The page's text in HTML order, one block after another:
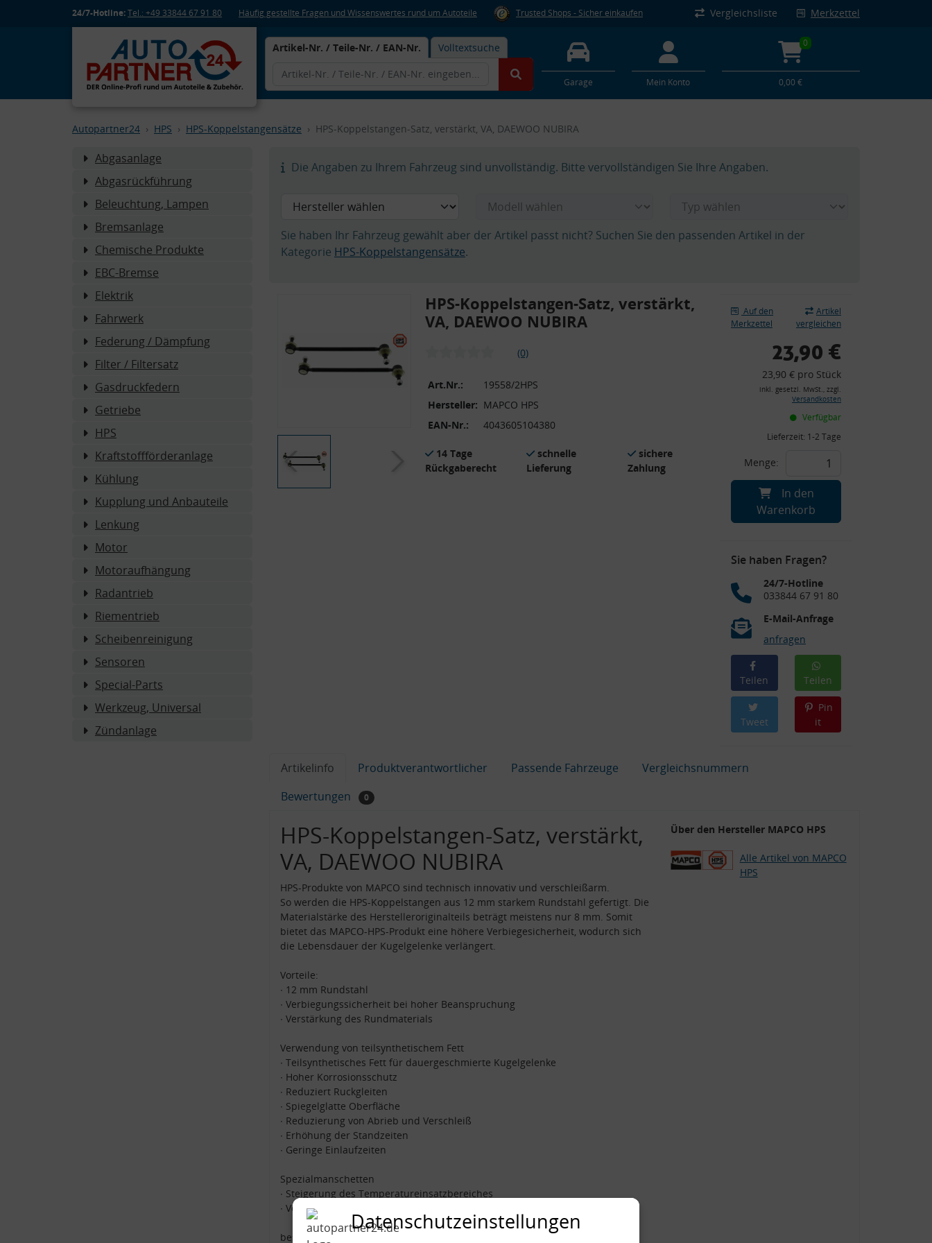
24/7-Hotline:Tel.: +49 33844 67 91 80 Häufig gestellte Fragen und Wissenswertes rund um Autoteile Trusted Shops - Sicher einkaufen Vergleichsliste Merkzettel
Artikel-Nr. / Teile-Nr. / EAN-Nr. Volltextsuche
Garage Mein Konto
0
0,00 €
Autopartner24 HPS HPS-Koppelstangensätze HPS-Koppelstangen-Satz, verstärkt, VA, DAEWOO NUBIRA
Abgasanlage
Abgasrückführung
Beleuchtung, Lampen
Bremsanlage
Chemische Produkte
EBC-Bremse
Elektrik
Fahrwerk
Federung / Dämpfung
Filter / Filtersatz
Gasdruckfedern
Getriebe
HPS
Kraftstoffförderanlage
Kühlung
Kupplung und Anbauteile
Lenkung
Motor
Motoraufhängung
Radantrieb
Riementrieb
Scheibenreinigung
Sensoren
Special-Parts
Werkzeug, Universal
Zündanlage
Die Angaben zu Ihrem Fahrzeug sind unvollständig. Bitte vervollständigen Sie Ihre Angaben.
Sie haben Ihr Fahrzeug gewählt aber der Artikel passt nicht? Suchen Sie den passenden Artikel in der
Kategorie HPS-Koppelstangensätze.
HPS-Koppelstangen-Satz, verstärkt,
VA, DAEWOO NUBIRA
(0)
Art.Nr.:
19558/2HPS
Hersteller: MAPCO HPS
EAN-Nr.:
4043605104380
14 Tage
Rückgaberecht
schnelle
Lieferung
sichere
Zahlung
Auf den
Merkzettel
Artikel
vergleichen
23,90 €
23,90 € pro Stück
inkl. gesetzl. MwSt., zzgl.
Versandkosten
Verfügbar
Lieferzeit: 1-2 Tage
Menge:
In den
Warenkorb
Sie haben Fragen?
24/7-Hotline
033844 67 91 80
E-Mail-Anfrage
anfragen
Teilen Teilen
Tweet
Pin
it
Artikelinfo Produktverantwortlicher Passende Fahrzeuge
Vergleichsnummern
Bewertungen
0
HPS-Koppelstangen-Satz, verstärkt,
VA, DAEWOO NUBIRA
HPS-Produkte von MAPCO sind technisch innovativ und verschleißarm.
So werden die HPS-Koppelstangen aus 12 mm starkem Rundstahl gefertigt. Die
Materialstärke des Herstelleroriginalteils beträgt meistens nur 8 mm. Somit
bietet das MAPCO-HPS-Produkt eine höhere Verbiegesicherheit, wodurch sich
die Lebensdauer der Kugelgelenke verlängert.
Vorteile:
∙ 12 mm Rundstahl
∙ Verbiegungssicherheit bei hoher Beanspruchung
∙ Verstärkung des Rundmaterials
Verwendung von teilsynthetischem Fett
∙ Teilsynthetisches Fett für dauergeschmierte Kugelgelenke
∙ Hoher Korrosionsschutz
∙ Reduziert Ruckgleiten
∙ Spiegelglatte Oberfläche
∙ Reduzierung von Abrieb und Verschleiß
∙ Erhöhung der Standzeiten
∙ Geringe Einlaufzeiten
Spezialmanschetten
∙ Steigerung des Temperatureinsatzbereiches
∙ Verbesserte Haltbarkeit der Manschetten
bestehend aus:
Über den Hersteller MAPCO HPS
Alle Artikel von MAPCO
HPS
Datenschutzeinstellungen